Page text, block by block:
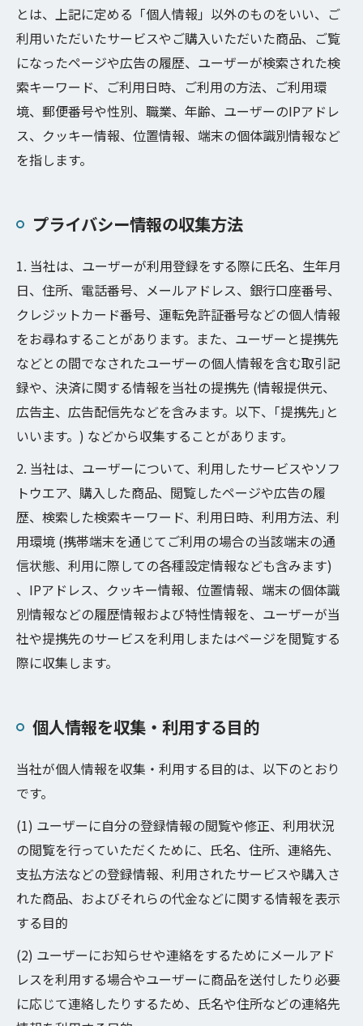
とは、上記に定める「個人情報」以外のものをいい、ご
利用いただいたサービスやご購入いただいた商品、ご覧
になったページや広告の履歴、ユーザーが検索された検
索キーワード、ご利用日時、ご利用の方法、ご利用環
境、郵便番号や性別、職業、年齢、ユーザーのIPアドレ
ス、クッキー情報、位置情報、端末の個体識別情報など
を指します。
プライバシー情報の収集方法
1. 当社は、ユーザーが利用登録をする際に氏名、生年月
日、住所、電話番号、メールアドレス、銀行口座番号、
クレジットカード番号、運転免許証番号などの個人情報
をお尋ねすることがあります。また、ユーザーと提携先
などとの間でなされたユーザーの個人情報を含む取引記
録や、決済に関する情報を当社の提携先 (情報提供元、
広告主、広告配信先などを含みます。以下、｢提携先｣と
いいます。) などから収集することがあります。
2. 当社は、ユーザーについて、利用したサービスやソフ
トウエア、購入した商品、閲覧したページや広告の履
歴、検索した検索キーワード、利用日時、利用方法、利
用環境 (携帯端末を通じてご利用の場合の当該端末の通
信状態、利用に際しての各種設定情報なども含みます)
、IPアドレス、クッキー情報、位置情報、端末の個体識
別情報などの履歴情報および特性情報を、ユーザーが当
社や提携先のサービスを利用しまたはページを閲覧する
際に収集します。
個人情報を収集・利用する目的
当社が個人情報を収集・利用する目的は、以下のとおり
です。
(1) ユーザーに自分の登録情報の閲覧や修正、利用状況
の閲覧を行っていただくために、氏名、住所、連絡先、
支払方法などの登録情報、利用されたサービスや購入さ
れた商品、およびそれらの代金などに関する情報を表示
する目的
(2) ユーザーにお知らせや連絡をするためにメールアド
レスを利用する場合やユーザーに商品を送付したり必要
に応じて連絡したりするため、氏名や住所などの連絡先